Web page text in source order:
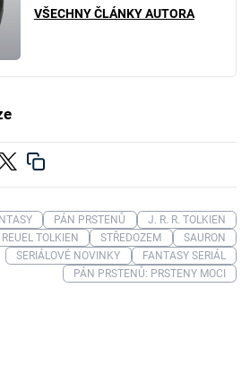
VŠECHNY ČLÁNKY AUTORA
PÁN PRSTENŮ
J. R. R. TOLKIEN
TOLKIEN
STŘEDOZEM
SAURON
SERIÁLOVÉ NOVINKY
FANTASY SERIÁL
PÁN PRSTENŮ: PRSTENY MOCI